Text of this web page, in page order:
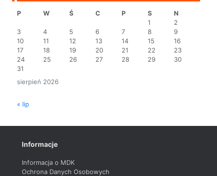
sierpień 2026
P W Ś C P S
N
1
2
3
4 5 6 7 8
9
10
11 12 13 14 15
16
17
18 19 20 21 22
23
24
25 26 27 28 29
30
31
« lip
Informacje
Informacja o MDK
Ochrona Danych Osobowych